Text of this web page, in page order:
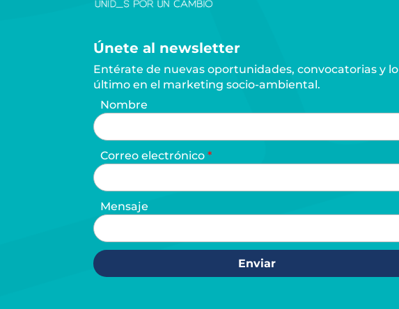
Únete al newsletter
Entérate de nuevas oportunidades, convocatorias y lo
último en el marketing socio-ambiental.
Nombre
Correo electrónico
Mensaje
Enviar